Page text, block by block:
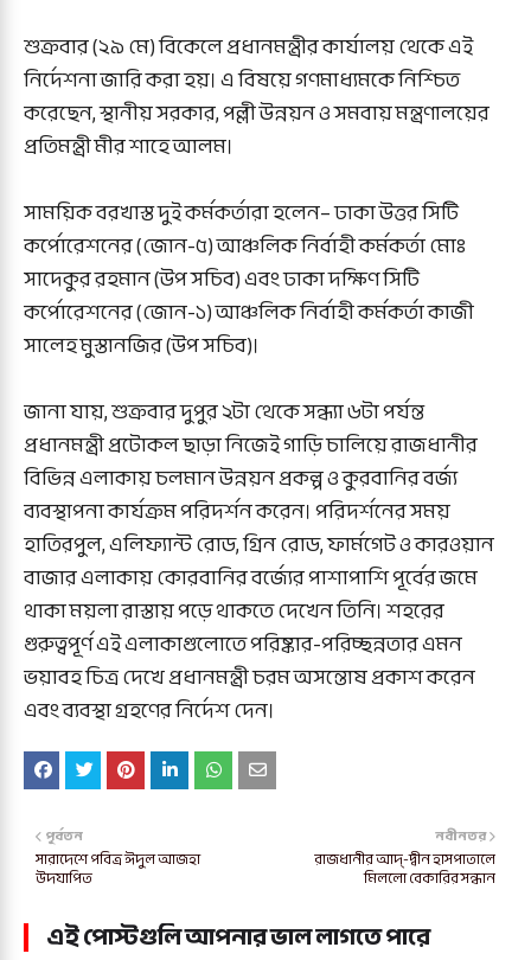
শুক্রবার (২৯ মে) বিকেলে প্রধানমন্ত্রীর কার্যালয় থেকে এই
নির্দেশনা জারি করা হয়। এ বিষয়ে গণমাধ্যমকে নিশ্চিত
করেছেন, স্থানীয় সরকার, পল্লী উন্নয়ন ও সমবায় মন্ত্রণালয়ের
প্রতিমন্ত্রী মীর শাহে আলম।
সাময়িক বরখাস্ত দুই কর্মকর্তারা হলেন– ঢাকা উত্তর সিটি
কর্পোরেশনের (জোন-৫) আঞ্চলিক নির্বাহী কর্মকর্তা মোঃ
সাদেকুর রহমান (উপ সচিব) এবং ঢাকা দক্ষিণ সিটি
কর্পোরেশনের (জোন-১) আঞ্চলিক নির্বাহী কর্মকর্তা কাজী
সালেহ মুস্তানজির (উপ সচিব)।
জানা যায়, শুক্রবার দুপুর ২টা থেকে সন্ধ্যা ৬টা পর্যন্ত
প্রধানমন্ত্রী প্রটোকল ছাড়া নিজেই গাড়ি চালিয়ে রাজধানীর
বিভিন্ন এলাকায় চলমান উন্নয়ন প্রকল্প ও কুরবানির বর্জ্য
ব্যবস্থাপনা কার্যক্রম পরিদর্শন করেন। পরিদর্শনের সময়
হাতিরপুল, এলিফ্যান্ট রোড, গ্রিন রোড, ফার্মগেট ও কারওয়ান
বাজার এলাকায় কোরবানির বর্জ্যের পাশাপাশি পূর্বের জমে
থাকা ময়লা রাস্তায় পড়ে থাকতে দেখেন তিনি। শহরের
গুরুত্বপূর্ণ এই এলাকাগুলোতে পরিষ্কার-পরিচ্ছন্নতার এমন
ভয়াবহ চিত্র দেখে প্রধানমন্ত্রী চরম অসন্তোষ প্রকাশ করেন
এবং ব্যবস্থা গ্রহণের নির্দেশ দেন।
নবীনতর
রাজধানীর আদ্‌-দ্বীন হাসপাতালে
মিললো বেকারির সন্ধান
পূর্বতন
সারাদেশে পবিত্র ঈদুল আজহা
উদযাপিত
এই পোস্টগুলি আপনার ভাল লাগতে পারে